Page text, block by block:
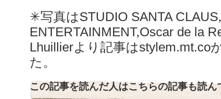
✳︎写真はSTUDIO SANTA
ENTERTAINMENT,Oscar de la
Lhuillierより記事はstylem.mt.co
た。
この記事を読んだ人はこちらの記事も読ん